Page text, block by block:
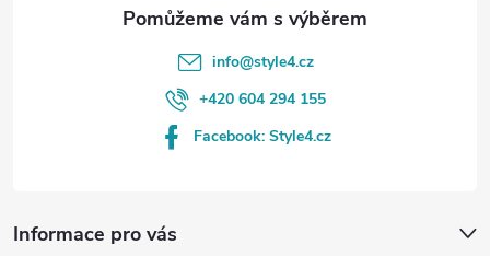
Informace pro vás
info@style4.cz
+420 604 294 155
Facebook: Style4.cz